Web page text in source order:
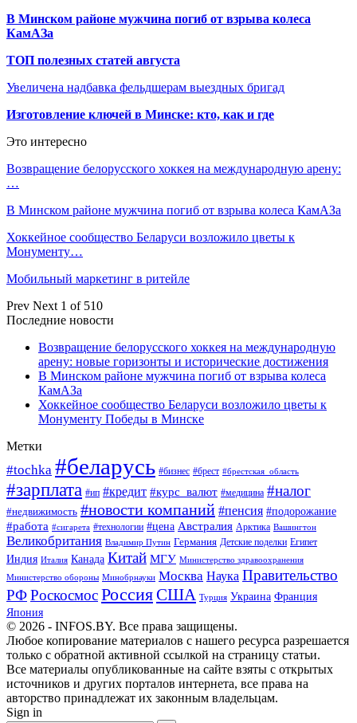
В Минском районе мужчина погиб от взрыва колеса
КамАЗа
ТОП полезных статей августа
Увеличена надбавка фельдшерам выездных бригад
Изготовление ключей в Минске: кто, как и где
Это интересно
Возвращение белорусского хоккея на международную арену:
…
В Минском районе мужчина погиб от взрыва колеса КамАЗа
Хоккейное сообщество Беларуси возложило цветы к
Монументу…
Мобильный маркетинг в ритейле
Prev Next 1 of 510
Последние новости
Возвращение белорусского хоккея на международную
арену: новые горизонты и исторические достижения
В Минском районе мужчина погиб от взрыва колеса
КамАЗа
Хоккейное сообщество Беларуси возложило цветы к
Монументу Победы в Минске
Метки
#tochka #беларусь #бизнес #брест #брестская_область
#зарплата #ип #кредит #курс_валют #медицина #налог
#недвижимость #новости компаний #пенсия #подорожание
#работа #сигарета #технологии #цена Австралия Арктика Вашингтон
Великобритания Владимир Путин Германия Детские поделки Египет
Индия Италия Канада Китай МГУ Министерство здравоохранения
Министерство обороны Минобрнауки Москва Наука Правительство
РФРоскосмосРоссияСША Турция Украина Франция
Япония
© 2026 - INFOS.BY. Все права защищены.
Любое копирование материалов с нашего ресурса разрешается
только с обратной активной ссылкой на страницу статьи.
Все материалы опубликованные на сайте взяты с открытых
источников и других порталов интернета, все права на
авторство принадлежат их законным владельцам.
Sign in